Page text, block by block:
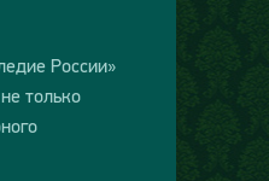
России»
только